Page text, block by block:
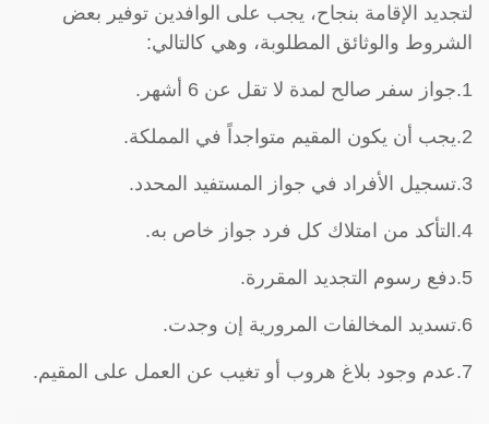
لتجديد الإقامة بنجاح، يجب على الوافدين توفير بعض
الشروط والوثائق المطلوبة، وهي كالتالي:
1.جواز سفر صالح لمدة لا تقل عن 6 أشهر.
2.يجب أن يكون المقيم متواجداً في المملكة.
3.تسجيل الأفراد في جواز المستفيد المحدد.
4.التأكد من امتلاك كل فرد جواز خاص به.
5.دفع رسوم التجديد المقررة.
6.تسديد المخالفات المرورية إن وجدت.
7.عدم وجود بلاغ هروب أو تغيب عن العمل على المقيم.